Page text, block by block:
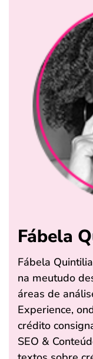
Fábela
Fábela
na meutudo
áreas de
Experience,
crédito
SEO &